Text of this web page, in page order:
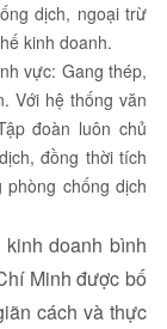
dịch, ngoại trừ
kinh doanh.
vực: Gang thép,
Với hệ thống văn
đoàn luôn chủ
đồng thời tích
chống dịch
doanh bình
Minh được bố
cách và thực